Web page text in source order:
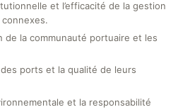
et l’efficacité de la gestion
de la communauté portuaire et les
ports et la qualité de leurs
et la responsabilité